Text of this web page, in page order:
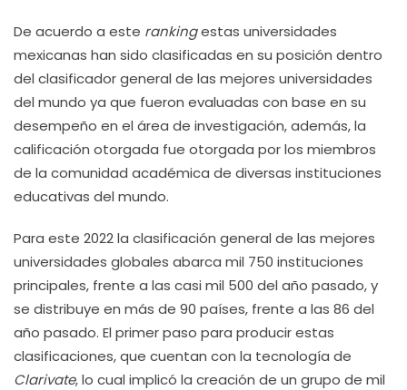
De acuerdo a este rankingestas universidades
mexicanas han sido clasificadas en su posición dentro
del clasificador general de las mejores universidades
del mundo ya que fueron evaluadas con base en su
desempeño en el área de investigación, además, la
calificación otorgada fue otorgada por los miembros
de la comunidad académica de diversas instituciones
educativas del mundo.
Para este 2022 la clasificación general de las mejores
universidades globales abarca mil 750 instituciones
principales, frente a las casi mil 500 del año pasado, y
se distribuye en más de 90 países, frente a las 86 del
año pasado. El primer paso para producir estas
clasificaciones, que cuentan con la tecnología de
Clarivate, lo cual implicó la creación de un grupo de mil